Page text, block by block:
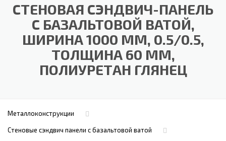
СТЕНОВАЯ СЭНДВИЧ-ПАНЕЛЬ
С БАЗАЛЬТОВОЙ ВАТОЙ,
ШИРИНА 1000 ММ, 0.5/0.5,
ТОЛЩИНА 60 ММ,
ПОЛИУРЕТАН ГЛЯНЕЦ
Металлоконструкции
Стеновые сэндвич панели с базальтовой ватой